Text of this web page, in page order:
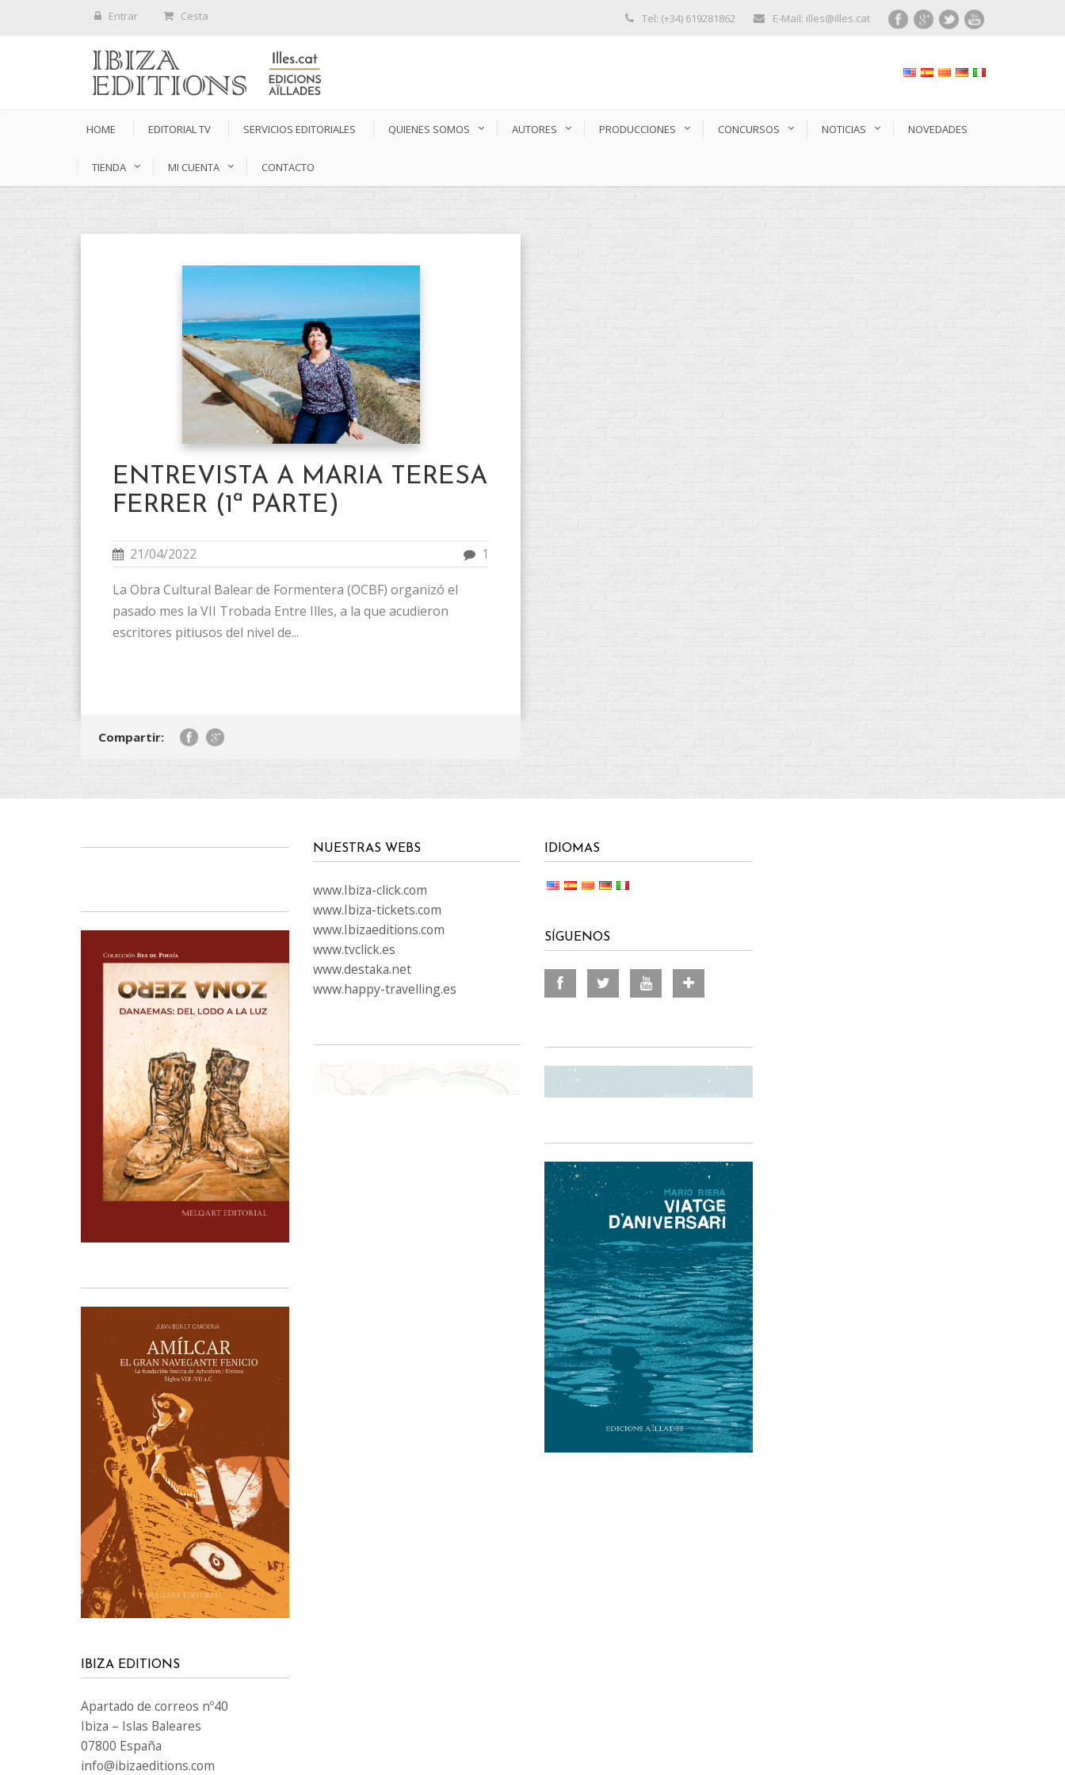
Entrar Cesta Tel: (+34) 619281862 E-Mail: illes@illes.cat
HOME EDITORIAL TV SERVICIOS EDITORIALES QUIENES SOMOS AUTORES PRODUCCIONES CONCURSOS NOTICIAS NOVEDADES
TIENDA MI CUENTA CONTACTO
ENTREVISTA A MARIA TERESA
FERRER (1ª PARTE)
21/04/2022 1
La Obra Cultural Balear de Formentera (OCBF) organizó el
pasado mes la VII Trobada Entre Illes, a la que acudieron
escritores pitiusos del nivel de...
Compartir:
IBIZA EDITIONS
Apartado de correos nº40
Ibiza – Islas Baleares
07800 España
info@ibizaeditions.com
NUESTRAS WEBS
www.Ibiza-click.com
www.Ibiza-tickets.com
www.Ibizaeditions.com
www.tvclick.es
www.destaka.net
www.happy-travelling.es
IDIOMAS
SÍGUENOS